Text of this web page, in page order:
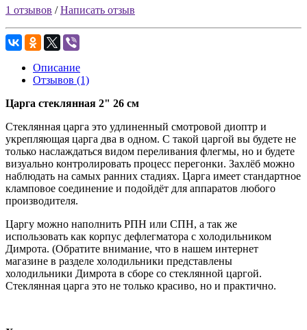
1 отзывов /Написать отзыв
Описание
Отзывов (1)
Царга стеклянная 2" 26 см
Стеклянная царга это удлиненный смотровой диоптр и
укрепляющая царга два в одном. С такой царгой вы будете не
только наслаждаться видом переливания флегмы, но и будете
визуально контролировать процесс перегонки. Захлёб можно
наблюдать на самых ранних стадиях. Царга имеет стандартное
кламповое соединение и подойдёт для аппаратов любого
производителя.
Царгу можно наполнить РПН или СПН, а так же
использовать как корпус дефлегматора с холодильником
Димрота. (Обратите внимание, что в нашем интернет
магазине в разделе холодильники представлены
холодильники Димрота в сборе со стеклянной царгой.
Стеклянная царга это не только красиво, но и практично.